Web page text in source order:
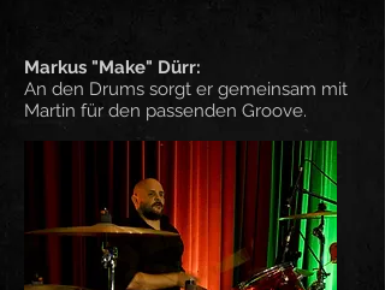
Markus "Make" Dürr:
An den Drums sorgt er gemeinsam mit
Martin für den passenden Groove.